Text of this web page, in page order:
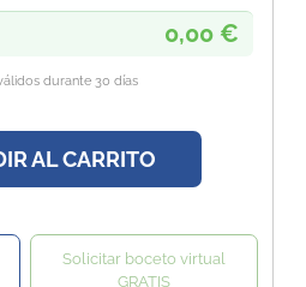
0,00 €
durante 30 días
AL CARRITO
Solicitar boceto virtual
GRATIS